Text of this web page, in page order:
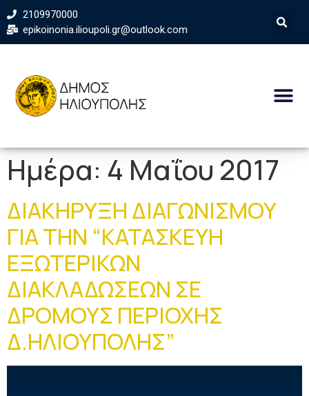
2109970000
epikoinonia.ilioupoli.gr@outlook.com
Ημέρα: 4 Μαΐου 2017
ΔΙΑΚΗΡΥΞΗ ΔΙΑΓΩΝΙΣΜΟΥ
ΓΙΑ ΤΗΝ “ΚΑΤΑΣΚΕΥΗ
ΕΞΩΤΕΡΙΚΩΝ
ΔΙΑΚΛΑΔΩΣΕΩΝ ΣΕ
ΔΡΟΜΟΥΣ ΠΕΡΙΟΧΗΣ
Δ.ΗΛΙΟΥΠΟΛΗΣ”